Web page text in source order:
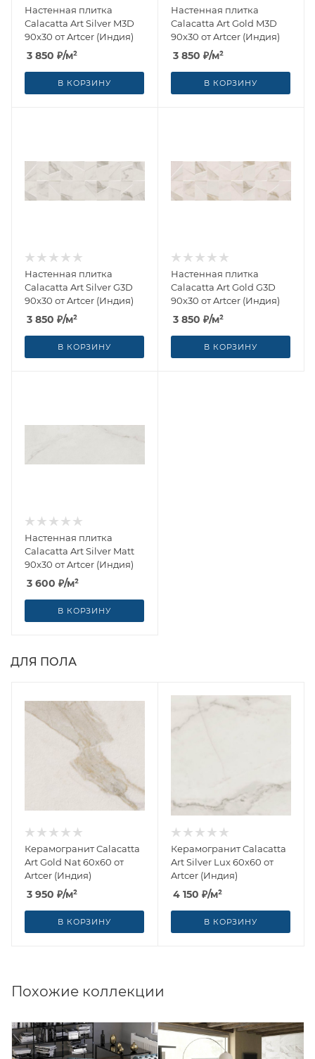
Настенная плитка
Calacatta Art Silver M3D
90x30 от Artcer (Индия)
3 850 ₽/м²
В КОРЗИНУ
Настенная плитка
Calacatta Art Gold M3D
90x30 от Artcer (Индия)
3 850 ₽/м²
В КОРЗИНУ
Настенная плитка
Calacatta Art Silver G3D
90x30 от Artcer (Индия)
3 850 ₽/м²
В КОРЗИНУ
Настенная плитка
Calacatta Art Gold G3D
90x30 от Artcer (Индия)
3 850 ₽/м²
В КОРЗИНУ
Настенная плитка
Calacatta Art Silver Matt
90x30 от Artcer (Индия)
3 600 ₽/м²
В КОРЗИНУ
ДЛЯ ПОЛА
Керамогранит Calacatta
Art Gold Nat 60x60 от
Artcer (Индия)
3 950 ₽/м²
В КОРЗИНУ
Керамогранит Calacatta
Art Silver Lux 60x60 от
Artcer (Индия)
4 150 ₽/м²
В КОРЗИНУ
Похожие коллекции